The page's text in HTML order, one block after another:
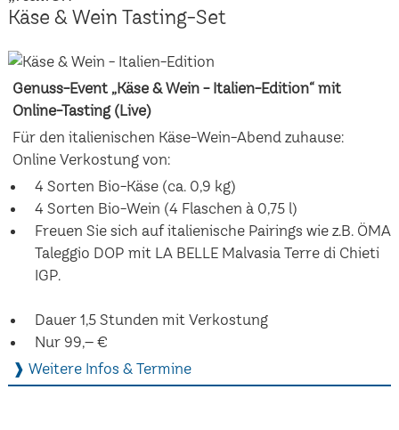
Käse & Wein Tasting-Set
Genuss-Event „Käse & Wein - Italien-Edition“ mit
Online-Tasting (Live)
Für den italienischen Käse-Wein-Abend zuhause:
Online Verkostung von:
4 Sorten Bio-Käse (ca. 0,9 kg)
4 Sorten Bio-Wein (4 Flaschen à 0,75 l)
Freuen Sie sich auf italienische Pairings wie z.B. ÖMA
Taleggio DOP mit LA BELLE Malvasia Terre di Chieti
IGP.
Dauer 1,5 Stunden mit Verkostung
Nur 99,– €
❱ Weitere Infos & Termine